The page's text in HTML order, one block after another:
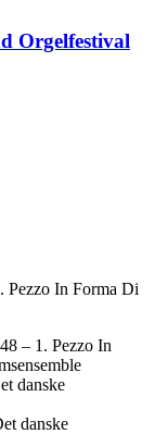
Orgelfestival
Pezzo In Forma Di
– 1. Pezzo In
danske
danske